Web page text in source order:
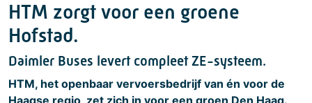
HTM zorgt voor een groene
Hofstad.
Daimler Buses levert compleet ZE-systeem.
HTM, het openbaar vervoersbedrijf van én voor de
Haagse regio, zet zich in voor een groen Den Haag.